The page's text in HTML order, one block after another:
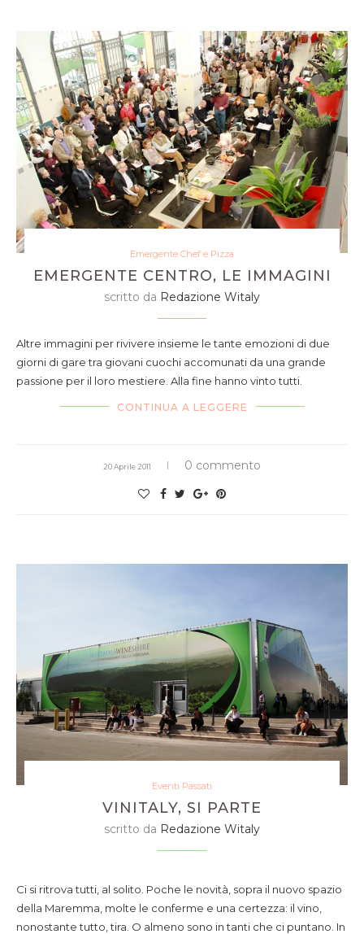
Emergente Chef e Pizza
EMERGENTE CENTRO, LE IMMAGINI
scritto da Redazione Witaly
Altre immagini per rivivere insieme le tante emozioni di due
giorni di gare tra giovani cuochi accomunati da una grande
passione per il loro mestiere. Alla fine hanno vinto tutti.
CONTINUA A LEGGERE
20 Aprile 2011 0 commento
Eventi Passati
VINITALY, SI PARTE
scritto da Redazione Witaly
Ci si ritrova tutti, al solito. Poche le novità, sopra il nuovo spazio
della Maremma, molte le conferme e una certezza: il vino,
nonostante tutto, tira. O almeno sono in tanti che ci puntano. In